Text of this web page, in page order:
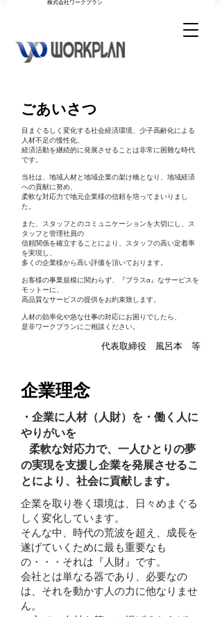
​株式会社ワークプラン
ごあいさつ
目まぐるしく変化する社会経済環境、少子高齢化による
人材不足の慢性化、
経済活動を継続的に発展させることは非常に困難な時代
です。
当社は、地域人材と地域企業の架け橋となり、地域経済
への貢献に努め、
柔軟な対応力で地元企業様の信頼を培ってまいりまし
た。
また、スタッフとのコミュニケーションを大切にし、ス
タッフと管理社員の
信頼関係を確立することにより、スタッフの高い定着率
を実現し、
多くの企業様から高い評価を頂いております。
お客様の事業規模に関わらず、『プラスα』なサービスを
モットーに、
高品質なサービスの提供をお約束致します。
​人材の効率化や急な仕事の対応にお困りでしたら、
是非ワークプランにご相談ください。
​代表取締役 風呂本 等
企業理念
・企業に人材（人財）を・ 働く人に
やりがいを
​ 柔軟な対応力で、一人ひとりの夢
の実現を支援し企業を発展させるこ
とにより、社会に貢献します。
企業を取り巻く環境は、日々めまぐる
しく変化しています。
そんな中、時代の荒波を超え、成長を
遂げていくために最も重要なも
の・・・それは『人財』です。
会社とは単なる器であり、必要なの
は、それを動かす人の力に他なりませ
ん。